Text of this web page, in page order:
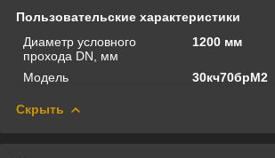
Пользовательские характеристики
Диаметр условного
прохода DN, мм
1200 мм
Модель 30кч70брМ2
Скрыть